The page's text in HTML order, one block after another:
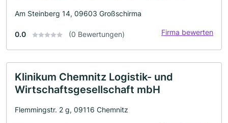
Am Steinberg 14, 09603 Großschirma
0.0 (0 Bewertungen) Firma bewerten
Klinikum Chemnitz Logistik- und
Wirtschaftsgesellschaft mbH
Flemmingstr. 2 g, 09116 Chemnitz